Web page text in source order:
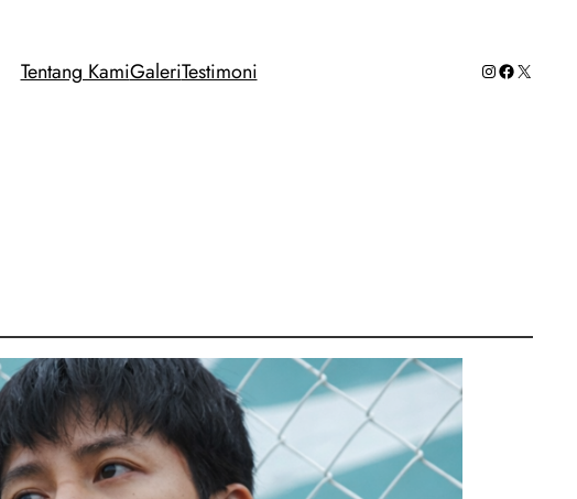
Tentang KamiGaleriTestimoni Instagram
Facebook
X